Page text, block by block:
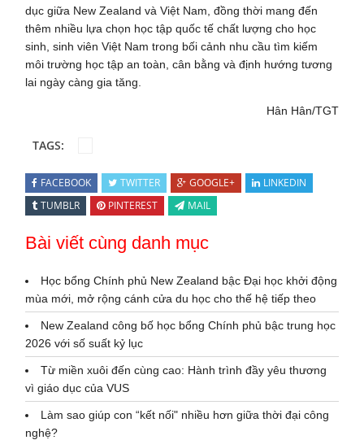
dục giữa New Zealand và Việt Nam, đồng thời mang đến
thêm nhiều lựa chọn học tập quốc tế chất lượng cho học
sinh, sinh viên Việt Nam trong bối cảnh nhu cầu tìm kiếm
môi trường học tập an toàn, cân bằng và định hướng tương
lai ngày càng gia tăng.
Hân Hân/TGT
TAGS:
FACEBOOK TWITTER GOOGLE+
LINKEDIN
TUMBLR
PINTEREST MAIL
Bài viết cùng danh mục
Học bổng Chính phủ New Zealand bậc Đại học khởi động
mùa mới, mở rộng cánh cửa du học cho thế hệ tiếp theo
New Zealand công bố học bổng Chính phủ bậc trung học
2026 với số suất kỷ lục
Từ miền xuôi đến cùng cao: Hành trình đầy yêu thương
vì giáo dục của VUS
Làm sao giúp con “kết nối" nhiều hơn giữa thời đại công
nghệ?